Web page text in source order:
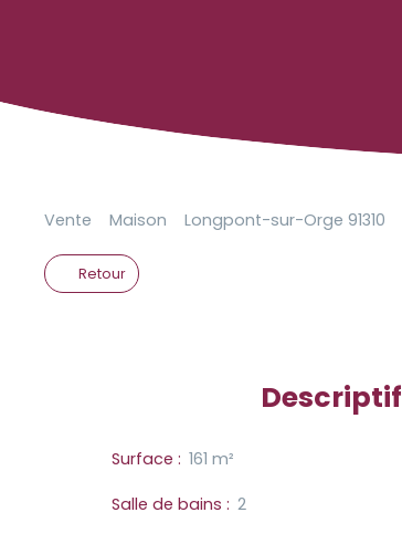
Vente Maison Longpont-sur-Orge 91310
Retour
Descriptif
Surface : 161 m²
Salle de bains : 2